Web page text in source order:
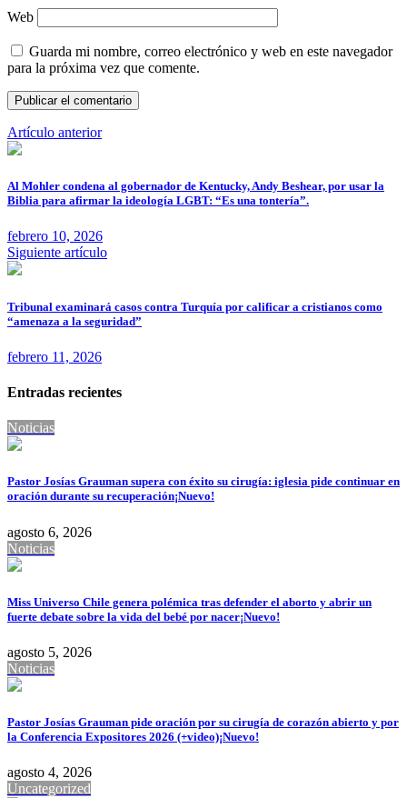
Web
Guarda mi nombre, correo electrónico y web en este navegador
para la próxima vez que comente.
Artículo anterior
Al Mohler condena al gobernador de Kentucky, Andy Beshear, por usar la
Biblia para afirmar la ideología LGBT: “Es una tontería”.
febrero 10, 2026
Siguiente artículo
Tribunal examinará casos contra Turquía por calificar a cristianos como
“amenaza a la seguridad”
febrero 11, 2026
Entradas recientes
Noticias
Pastor Josías Grauman supera con éxito su cirugía: iglesia pide continuar en
oración durante su recuperación¡Nuevo!
agosto 6, 2026
Noticias
Miss Universo Chile genera polémica tras defender el aborto y abrir un
fuerte debate sobre la vida del bebé por nacer¡Nuevo!
agosto 5, 2026
Noticias
Pastor Josías Grauman pide oración por su cirugía de corazón abierto y por
la Conferencia Expositores 2026 (+video)¡Nuevo!
agosto 4, 2026
Uncategorized